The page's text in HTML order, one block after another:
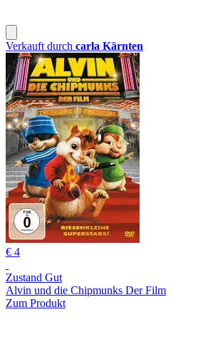
Verkauft durch carla Kärnten
€ 4
Zustand Gut
Alvin und die Chipmunks Der Film
Zum Produkt